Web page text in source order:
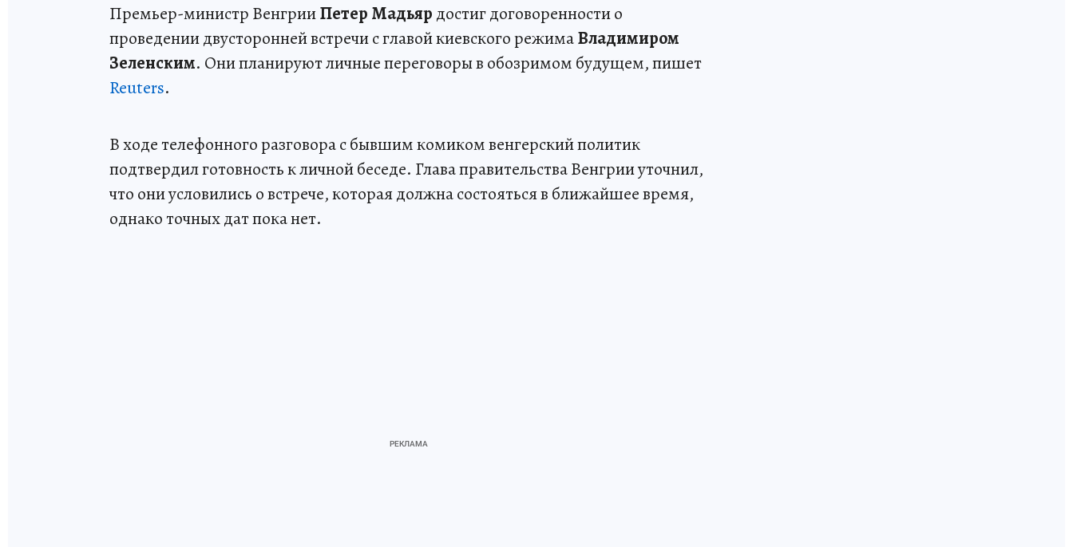
Премьер-министр ВенгрииПетер Мадьяр достиг договоренности о
проведении двусторонней встречи с главой киевского режимаВладимиром
Зеленским. Они планируют личные переговоры в обозримом будущем, пишет
Reuters.
В ходе телефонного разговора с бывшим комиком венгерский политик
подтвердил готовность к личной беседе. Глава правительства Венгрии уточнил,
что они условились о встрече, которая должна состояться в ближайшее время,
однако точных дат пока нет.